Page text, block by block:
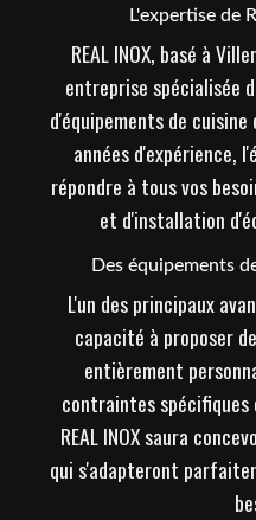
L'expertise de
REAL INOX, basé à
entreprise spécialisée
d'équipements de
années d'expérience,
répondre à tous vos
et d'installation
Des équipements
L'un des principaux
capacité à proposer
entièrement
contraintes spécifiques
REAL INOX saura
qui s'adapteront